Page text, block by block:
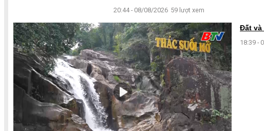
20:44 - 08/08/2026 59 lượt xem
Đất và
18:39 -